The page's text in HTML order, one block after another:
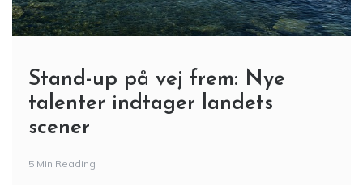
Stand-up på vej frem: Nye
talenter indtager landets
scener
5 Min Reading